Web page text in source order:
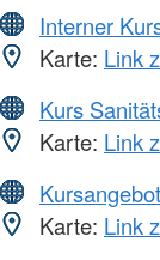
Interner
Karte: Link
Kurs
Karte: Link
Karte: Link